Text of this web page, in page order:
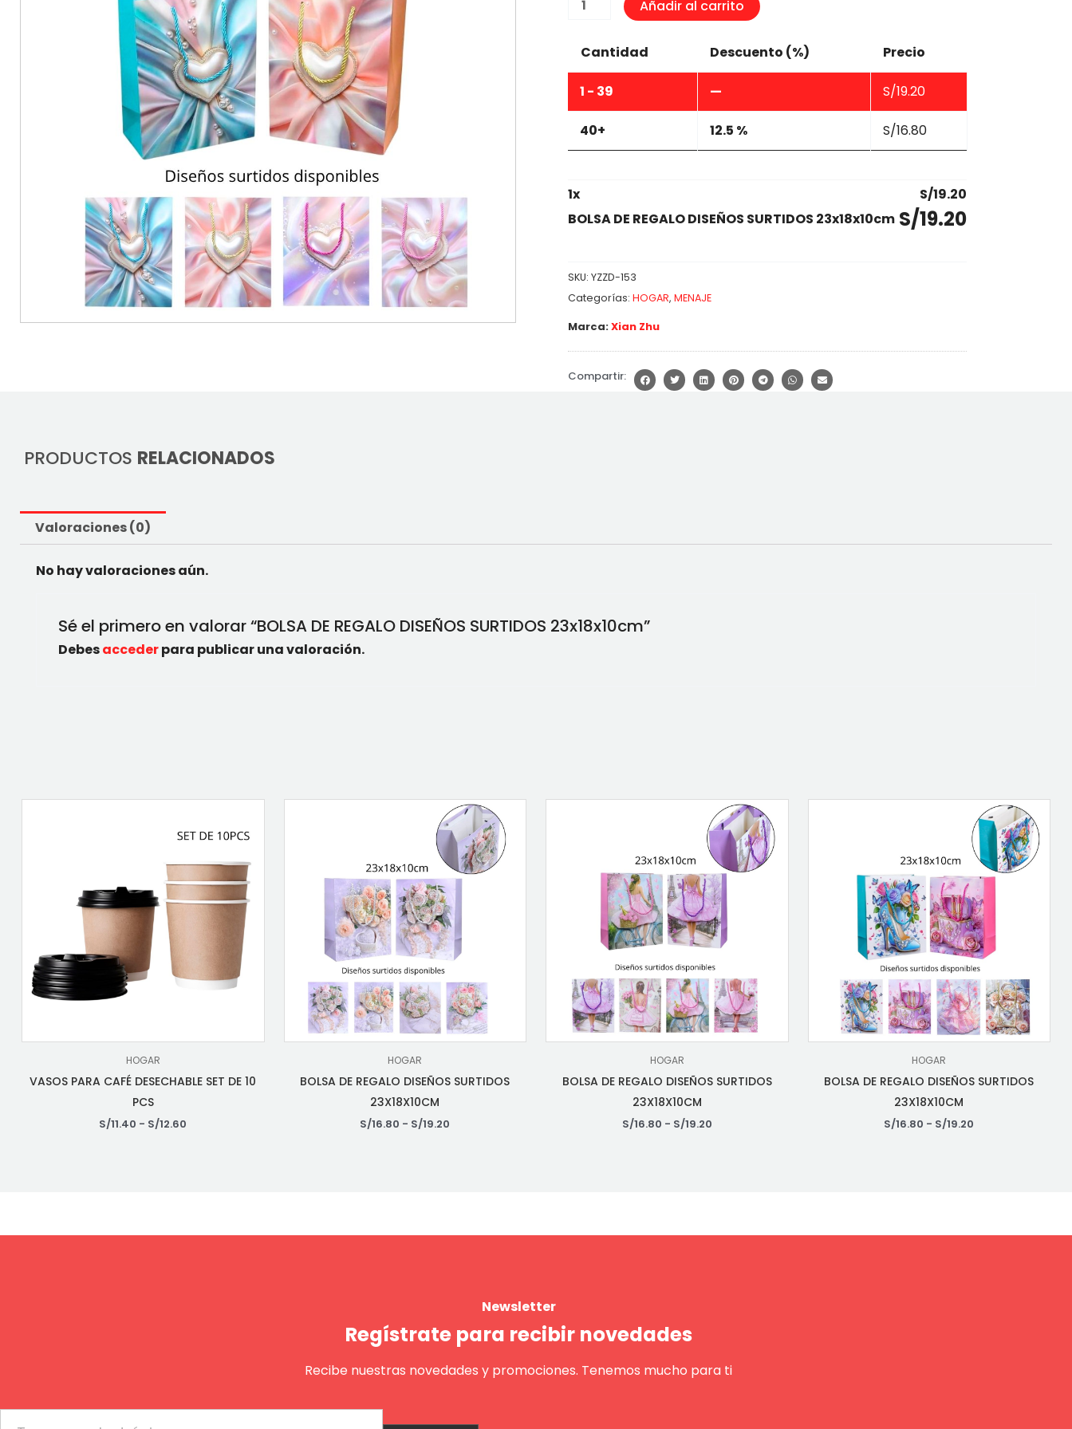
REGALO
DISEÑOS
SURTIDOS
cantidad
Añadir al carrito
Cantidad Descuento (%) Precio
1 - 39 — S/19.20
40+ 12.5 % S/16.80
1x S/19.20
BOLSA DE REGALO DISEÑOS SURTIDOS 23x18x10cm S/19.20
SKU: YZZD-153
Categorías: HOGAR, MENAJE
Marca:Xian Zhu
Compartir:
PRODUCTOS RELACIONADOS
Valoraciones (0)
No hay valoraciones aún.
Sé el primero en valorar “BOLSA DE REGALO DISEÑOS SURTIDOS 23x18x10cm”
Debesaccederpara publicar una valoración.
HOGAR
VASOS PARA CAFÉ DESECHABLE SET DE 10
PCS
S/11.40 - S/12.60
HOGAR
BOLSA DE REGALO DISEÑOS SURTIDOS
23X18X10CM
S/16.80 - S/19.20
HOGAR
BOLSA DE REGALO DISEÑOS SURTIDOS
23X18X10CM
S/16.80 - S/19.20
HOGAR
BOLSA DE REGALO DISEÑOS SURTIDOS
23X18X10CM
S/16.80 - S/19.20
Newsletter
Regístrate para recibir novedades
Recibe nuestras novedades y promociones. Tenemos mucho para ti
Enviar